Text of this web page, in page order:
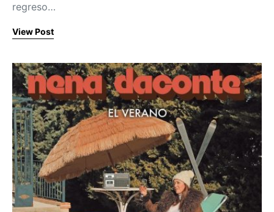
regreso…
View Post